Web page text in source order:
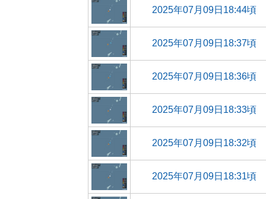
2025年07月09日18:44頃
2025年07月09日18:37頃
2025年07月09日18:36頃
2025年07月09日18:33頃
2025年07月09日18:32頃
2025年07月09日18:31頃